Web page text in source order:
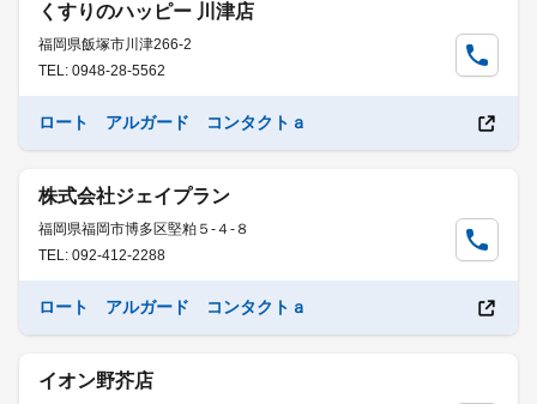
くすりのハッピー 川津店
福岡県飯塚市川津266-2
TEL: 0948-28-5562
ロート アルガード コンタクトａ
株式会社ジェイプラン
福岡県福岡市博多区堅粕５-４-８
TEL: 092-412-2288
ロート アルガード コンタクトａ
イオン野芥店